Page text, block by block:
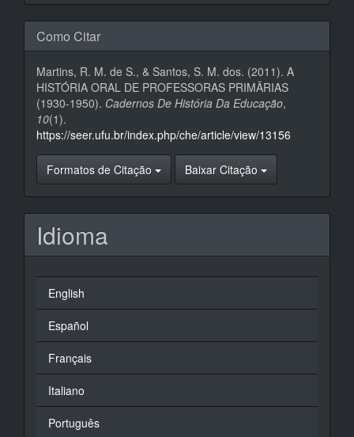
Como Citar
Martins, R. M. de S., & Santos, S. M. dos. (2011). A
HISTÓRIA ORAL DE PROFESSORAS PRIMÃRIAS
(1930-1950). Cadernos De História Da Educação,
10(1).
https://seer.ufu.br/index.php/che/article/view/13156
Formatos de Citação Baixar Citação
Idioma
English
Español
Français
Italiano
Português